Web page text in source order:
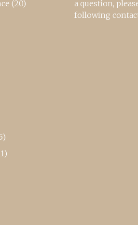
(20)
a question,
following